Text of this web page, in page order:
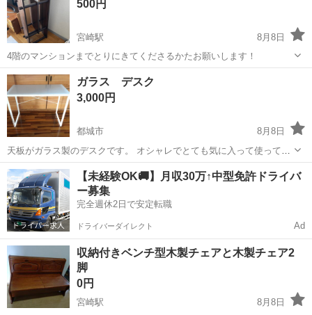
仕事 ◇半導体製造装置の組立...
500円
宮崎駅
8月8日
4階のマンションまでとりにきてくださるかたお願いします！
宮崎 宮崎市 収納家具
ガラス デスク
3,000円
都城市
8月8日
天板がガラス製のデスクです。 オシャレでとても気に入って使ってい
ました。 家族構成がかわり、幼児向けの家具に入れ替えをしており、
使ってくださる方へお譲りしたいと思い出品いたしました。 高さ 約
77cm 幅 約...
宮崎 都城市 オフィス用家具
【未経験OK🚚】月収30万↑中型免許ドライバ
ー募集
完全週休2日で安定転職
ドライバーダイレクト Ad
収納付きベンチ型木製チェアと木製チェア2
脚
0円
宮崎駅
8月8日